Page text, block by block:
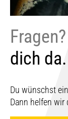
Fragen?
dich da.
Du wünschst
Dann helfen wir